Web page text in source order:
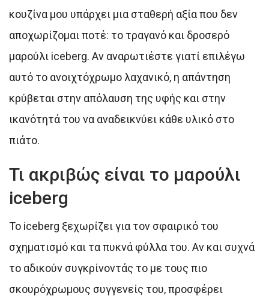
κουζίνα μου υπάρχει μια σταθερή αξία που δεν
αποχωρίζομαι ποτέ: το τραγανό και δροσερό
μαρούλι iceberg. Αν αναρωτιέστε γιατί επιλέγω
αυτό το ανοιχτόχρωμο λαχανικό, η απάντηση
κρύβεται στην απόλαυση της υφής και στην
ικανότητά του να αναδεικνύει κάθε υλικό στο
πιάτο.
Τι ακριβώς είναι το μαρούλι
iceberg
Το iceberg ξεχωρίζει για τον σφαιρικό του
σχηματισμό και τα πυκνά φύλλα του. Αν και συχνά
το αδικούν συγκρίνοντάς το με τους πιο
σκουρόχρωμους συγγενείς του, προσφέρει